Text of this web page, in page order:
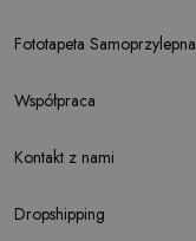
Fototapeta Samoprzylepna
Współpraca
Kontakt z nami
Dropshipping